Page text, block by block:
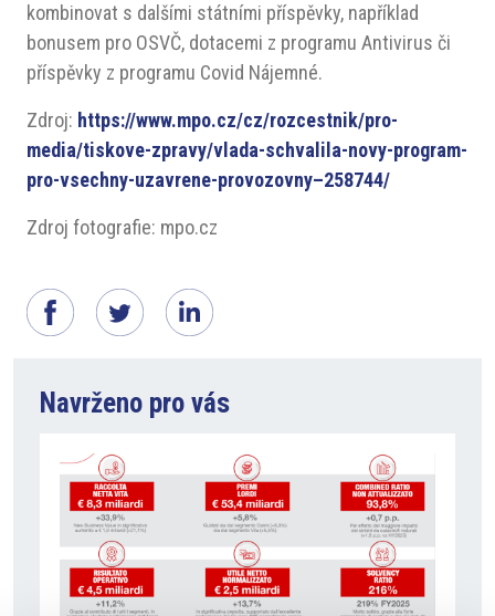
kombinovat s dalšími státními příspěvky, například
bonusem pro OSVČ, dotacemi z programu Antivirus či
příspěvky z programu Covid Nájemné.
Zdroj: https://www.mpo.cz/cz/rozcestnik/pro-
media/tiskove-zpravy/vlada-schvalila-novy-program-
pro-vsechny-uzavrene-provozovny–258744/
Zdroj fotografie: mpo.cz
Navrženo pro vás